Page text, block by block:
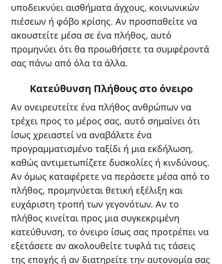
υποδεικνύει αισθήματα άγχους, κοινωνικών
πιέσεων ή φόβο κρίσης. Αν προσπαθείτε να
ακουστείτε μέσα σε ένα πλήθος, αυτό
προμηνύει ότι θα προωθήσετε τα συμφέροντά
σας πάνω από όλα τα άλλα.
Κατεύθυνση Πλήθους στο όνειρο
Αν ονειρευτείτε ένα πλήθος ανθρώπων να
τρέχει προς το μέρος σας, αυτό σημαίνει ότι
ίσως χρειαστεί να αναβάλετε ένα
προγραμματισμένο ταξίδι ή μια εκδήλωση,
καθώς αντιμετωπίζετε δυσκολίες ή κινδύνους.
Αν όμως καταφέρετε να περάσετε μέσα από το
πλήθος, προμηνύεται θετική εξέλιξη και
ευχάριστη τροπή των γεγονότων. Αν το
πλήθος κινείται προς μια συγκεκριμένη
κατεύθυνση, το όνειρο ίσως σας προτρέπει να
εξετάσετε αν ακολουθείτε τυφλά τις τάσεις
της εποχής ή αν διατηρείτε την αυτονομία σας